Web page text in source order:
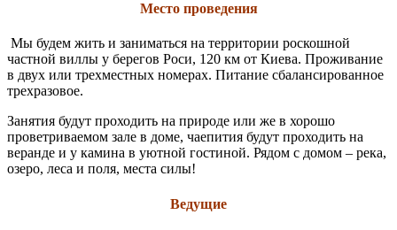
Место проведения
Мы будем жить и заниматься на территории роскошной
частной виллы у берегов Роси, 120 км от Киева. Проживание
в двух или трехместных номерах. Питание сбалансированное
трехразовое.
Занятия будут проходить на природе или же в хорошо
проветриваемом зале в доме, чаепития будут проходить на
веранде и у камина в уютной гостиной. Рядом с домом – река,
озеро, леса и поля, места силы!
Ведущие